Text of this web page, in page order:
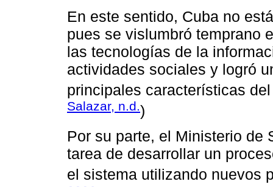
En este sentido, Cuba no
pues se vislumbró temprano
las tecnologías de la
actividades sociales y logró
principales características
Salazar, n.d.)
Por su parte, el Ministerio de
tarea de desarrollar un
el sistema utilizando nuevos